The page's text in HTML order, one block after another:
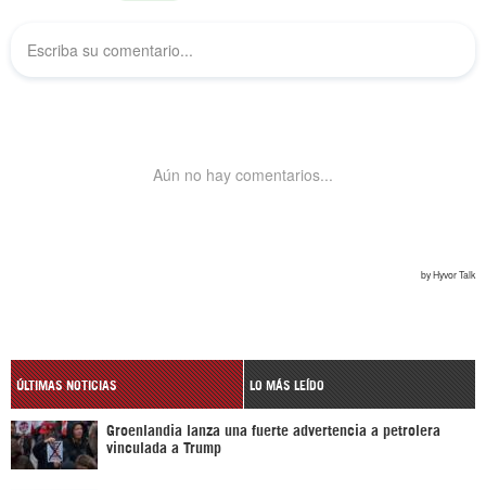
ÚLTIMAS NOTICIAS LO MÁS LEÍDO
Groenlandia lanza una fuerte advertencia a petrolera
vinculada a Trump